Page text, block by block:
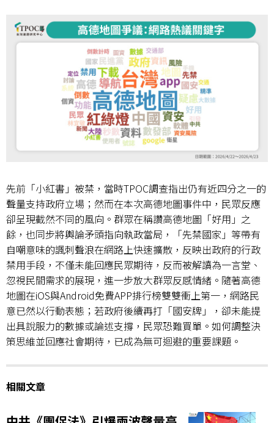
先前「小紅書」被禁，當時TPOC調查指出仍有近四分之一的
聲量支持政府立場；然而在本次高德地圖事件中，民眾反應
卻呈現截然不同的風向。群眾在稱讚高德地圖「好用」之
餘，也同步將輿論矛頭指向執政當局，「先禁國家」等帶有
自嘲意味的諷刺聲浪在網路上快速擴散，反映出政府的行政
禁用手段，不僅未能回應民眾期待，反而被解讀為一言堂、
忽視民間需求的展現，進一步放大群眾反感情緒。隨著高德
地圖在iOS與Android免費APP排行榜雙雙衝上第一，網路民
意已然以行動表態；若政府後續再打「國安牌」，卻未能提
出具說服力的數據或論述支撐，民眾恐難買單。如何調整決
策思維並回應社會期待，已成為無可迴避的重要課題。
相關文章